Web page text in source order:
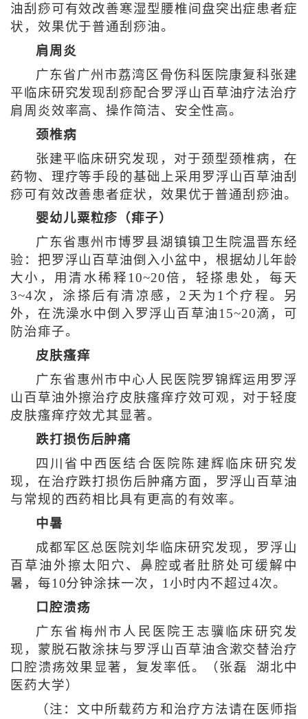
油刮痧可有效改善寒湿型腰椎间盘突出症患者症
状，效果优于普通刮痧油。
肩周炎
广东省广州市荔湾区骨伤科医院康复科张建
平临床研究发现刮痧配合罗浮山百草油疗法治疗
肩周炎效率高、操作简洁、安全性高。
颈椎病
张建平临床研究发现，对于颈型颈椎病，在
药物、理疗等手段的基础上采用罗浮山百草油刮
痧可有效改善患者症状，效果优于普通刮痧油。
婴幼儿粟粒疹（痱子）
广东省惠州市博罗县湖镇镇卫生院温晋东经
验：把罗浮山百草油倒入小盆中，根据幼儿年龄
大小，用清水稀释10~20倍，轻搽患处，每天
3~4次，涂搽后有清凉感，2天为1个疗程。另
外，在洗澡水中倒入罗浮山百草油15~20滴，可
防治痱子。
皮肤瘙痒
广东省惠州市中心人民医院罗锦辉运用罗浮
山百草油外擦治疗皮肤瘙痒疗效可观，对于轻度
皮肤瘙痒疗效尤其显著。
跌打损伤后肿痛
四川省中西医结合医院陈建辉临床研究发
现，在治疗跌打损伤后肿痛方面，罗浮山百草油
与常规的西药相比具有更高的有效率。
中暑
成都军区总医院刘华临床研究发现，罗浮山
百草油外擦太阳穴、鼻腔或者肚脐处可缓解中
暑，每10分钟涂抹一次，1小时内不超过4次。
口腔溃疡
广东省梅州市人民医院王志骥临床研究发
现，蒙脱石散涂抹与罗浮山百草油含漱交替治疗
口腔溃疡效果显著，复发率低。（张磊 湖北中
医药大学）
（注：文中所载药方和治疗方法请在医师指